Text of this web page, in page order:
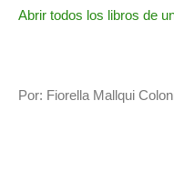
Abrir todos los libros de
Por: Fiorella Mallqui